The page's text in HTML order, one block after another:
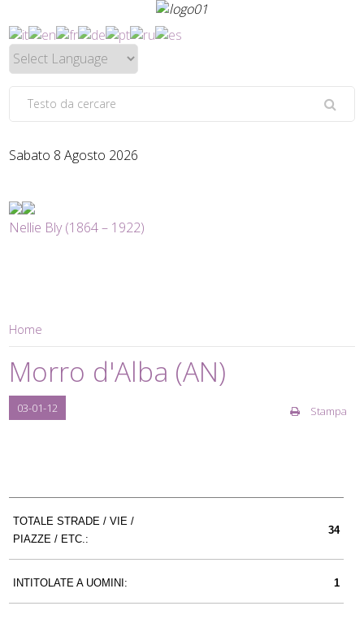
Sabato 8 Agosto 2026
Nellie Bly (1864 – 1922)
Home
Morro d'Alba (AN)
03-01-12 Stampa
TOTALE STRADE / VIE /
PIAZZE / ETC.:
34
INTITOLATE A UOMINI: 1